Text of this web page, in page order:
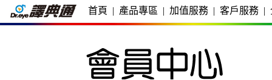
首頁 | 產品專區 | 加值服務 | 客戶服務 |